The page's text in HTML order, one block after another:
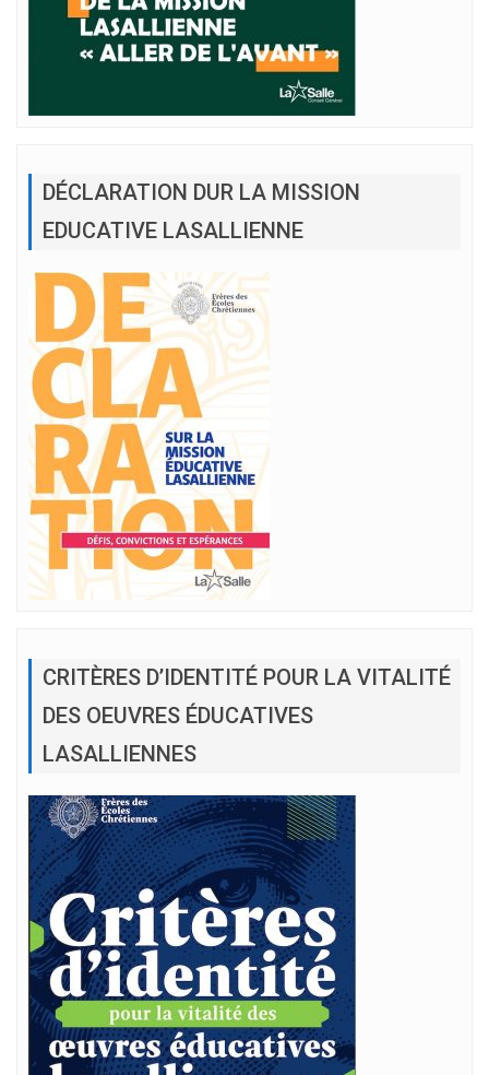
DÉCLARATION DUR LA MISSION
EDUCATIVE LASALLIENNE
CRITÈRES D’IDENTITÉ POUR LA VITALITÉ
DES OEUVRES ÉDUCATIVES
LASALLIENNES